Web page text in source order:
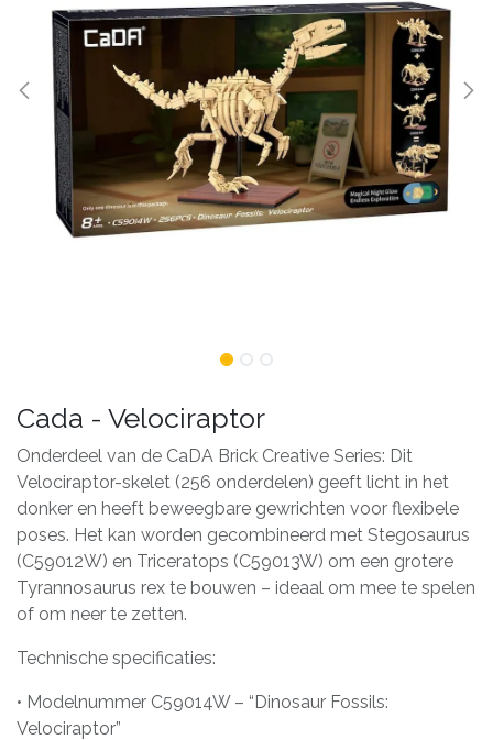
Cada - Velociraptor
Onderdeel van de CaDA Brick Creative Series: Dit
Velociraptor-skelet (256 onderdelen) geeft licht in het
donker en heeft beweegbare gewrichten voor flexibele
poses. Het kan worden gecombineerd met Stegosaurus
(C59012W) en Triceratops (C59013W) om een ​​grotere
Tyrannosaurus rex te bouwen – ideaal om mee te spelen
of om neer te zetten.
Technische specificaties:
• Modelnummer C59014W – “Dinosaur Fossils:
Velociraptor”